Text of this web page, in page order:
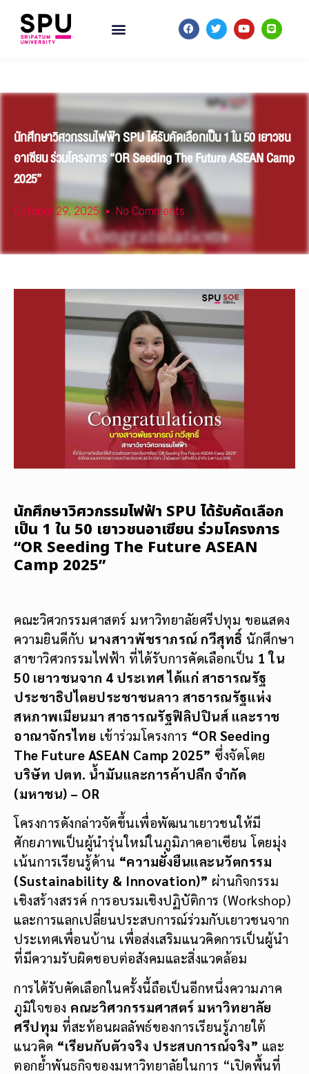
นักศึกษาวิศวกรรมไฟฟ้า SPU ได้รับคัดเลือกเป็น 1 ใน 50 เยาวชน
อาเซียน ร่วมโครงการ “OR Seeding The Future ASEAN Camp
2025”
October 29, 2025 No Comments
นักศึกษาวิศวกรรมไฟฟ้า SPU ได้รับคัดเลือก
เป็น 1 ใน 50 เยาวชนอาเซียน ร่วมโครงการ
“OR Seeding The Future ASEAN
Camp 2025”
คณะวิศวกรรมศาสตร์ มหาวิทยาลัยศรีปทุม ขอแสดง
ความยินดีกับ นางสาวพัชราภรณ์ กวีสุทธิ์ นักศึกษา
สาขาวิศวกรรมไฟฟ้า ที่ได้รับการคัดเลือกเป็น 1 ใน
50 เยาวชนจาก 4 ประเทศ ได้แก่ สาธารณรัฐ
ประชาธิปไตยประชาชนลาว สาธารณรัฐแห่ง
สหภาพเมียนมา สาธารณรัฐฟิลิปปินส์ และราช
อาณาจักรไทย เข้าร่วมโครงการ “OR Seeding
The Future ASEAN Camp 2025” ซึ่งจัดโดย
บริษัท ปตท. น้ำมันและการค้าปลีก จำกัด
(มหาชน) – OR
โครงการดังกล่าวจัดขึ้นเพื่อพัฒนาเยาวชนให้มี
ศักยภาพเป็นผู้นำรุ่นใหม่ในภูมิภาคอาเซียน โดยมุ่ง
เน้นการเรียนรู้ด้าน “ความยั่งยืนและนวัตกรรม
(Sustainability & Innovation)” ผ่านกิจกรรม
เชิงสร้างสรรค์ การอบรมเชิงปฏิบัติการ (Workshop)
และการแลกเปลี่ยนประสบการณ์ร่วมกับเยาวชนจาก
ประเทศเพื่อนบ้าน เพื่อส่งเสริมแนวคิดการเป็นผู้นำ
ที่มีความรับผิดชอบต่อสังคมและสิ่งแวดล้อม
การได้รับคัดเลือกในครั้งนี้ถือเป็นอีกหนึ่งความภาค
ภูมิใจของ คณะวิศวกรรมศาสตร์ มหาวิทยาลัย
ศรีปทุม ที่สะท้อนผลลัพธ์ของการเรียนรู้ภายใต้
แนวคิด “เรียนกับตัวจริง ประสบการณ์จริง” และ
ตอกย้ำพันธกิจของมหาวิทยาลัยในการ “เปิดพื้นที่